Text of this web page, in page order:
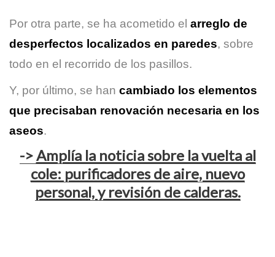
Por otra parte, se ha acometido el arreglo de
desperfectos localizados en paredes, sobre
todo en el recorrido de los pasillos.
Y, por último, se han cambiado los elementos
que precisaban renovación necesaria en los
aseos.
->Amplía la noticia sobre la vuelta al
cole: purificadores de aire, nuevo
personal, y revisión de calderas.